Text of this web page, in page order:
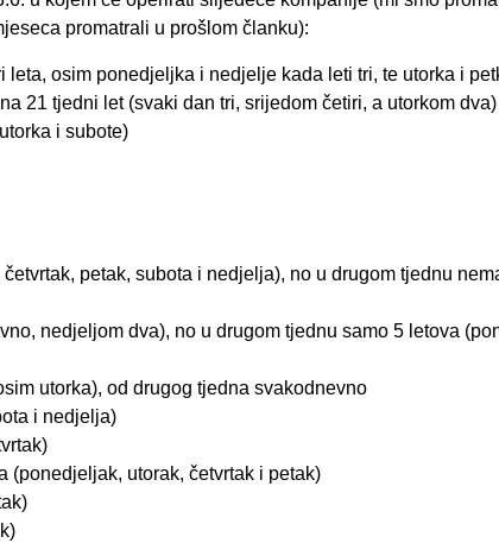
promatrali u prošlom članku):
osim ponedjeljka i nedjelje kada leti tri, te utorka i
21 tjedni let (svaki dan tri, srijedom četiri, a utorkom dva)
i subote)
petak, subota i nedjelja), no u drugom tjednu
nedjeljom dva), no u drugom tjednu samo 5 letova
utorka), od drugog tjedna svakodnevno
i nedjelja)
(ponedjeljak, utorak, četvrtak i petak)